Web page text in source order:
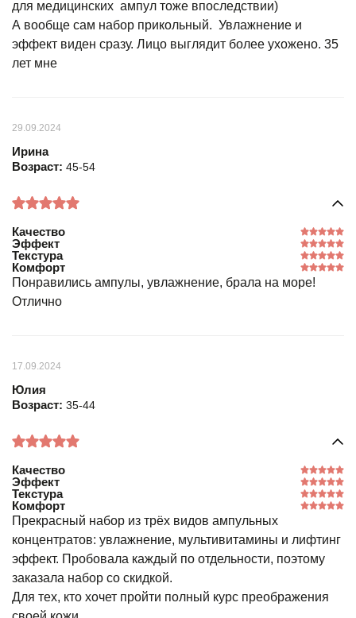
для медицинских ампул тоже впоследствии)
А вообще сам набор прикольный. Увлажнение и
эффект виден сразу. Лицо выглядит более ухожено. 35
лет мне
29.09.2024
Ирина
Возраст: 45-54
Качество
Эффект
Текстура
Комфорт
Понравились ампулы, увлажнение, брала на море!
Отлично
17.09.2024
Юлия
Возраст: 35-44
Качество
Эффект
Текстура
Комфорт
Прекрасный набор из трёх видов ампульных
концентратов: увлажнение, мультивитамины и лифтинг
эффект. Пробовала каждый по отдельности, поэтому
заказала набор со скидкой.
Для тех, кто хочет пройти полный курс преображения